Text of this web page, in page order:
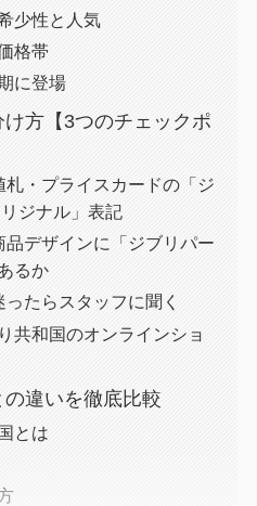
少性と人気
格帯
に登場
方【3つのチェックポ
札・プライスカードの「ジ
ジナル」表記
品デザインに「ジブリパー
るか
たらスタッフに聞く
共和国のオンラインショ
違いを徹底比較
とは